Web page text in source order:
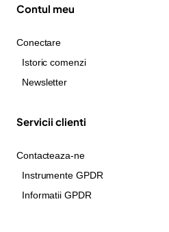
Contul meu
Conectare
Istoric comenzi
Newsletter
Servicii clienti
Contacteaza-ne
Instrumente GPDR
Informatii GPDR